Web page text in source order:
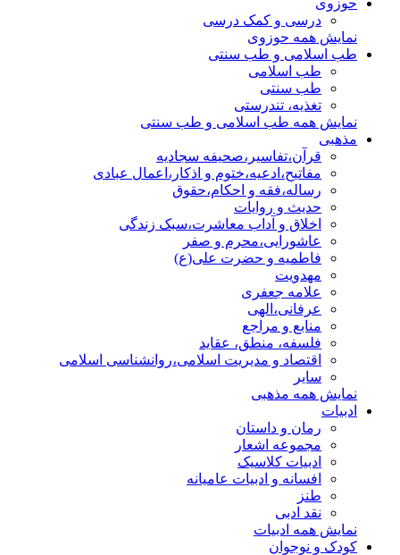
حوزوی
درسی و کمک درسی
نمایش همه حوزوی
طب اسلامی و طب سنتی
طب اسلامی
طب سنتی
تغذیه، تندرستی
نمایش همه طب اسلامی و طب سنتی
مذهبی
قرآن،تفاسیر،صحیفه سجادیه
مفاتیح،ادعیه،ختوم و اذکار،اعمال عبادی
رساله،فقه و احکام،حقوق
حدیث و روایات
اخلاق و آداب معاشرت،سبک زندگی
عاشورایی،محرم و صفر
فاطمیه و حضرت علی(ع)
مهدویت
علامه جعفری
عرفانی،الهی
منابع و مراجع
فلسفه، منطق، عقاید
اقتصاد و مدیریت اسلامی،روانشناسی اسلامی
سایر
نمایش همه مذهبی
ادبیات
رمان و داستان
مجموعه اشعار
ادبیات کلاسیک
افسانه و ادبیات عامیانه
طنز
نقد ادبی
نمایش همه ادبیات
کودک و نوجوان